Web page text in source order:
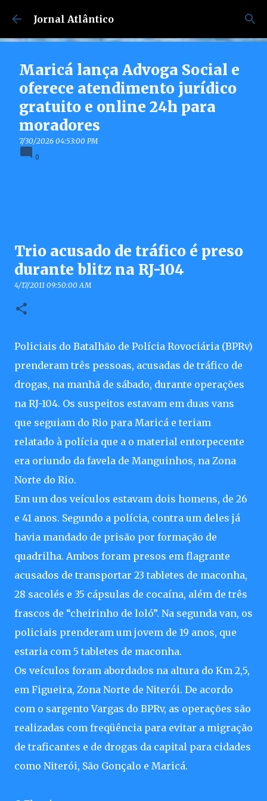
Pular para o conteúdo principal
Jornal Atlântico
Maricá lança Advoga Social e
oferece atendimento jurídico
gratuito e online 24h para
moradores
7/30/2026 04:53:00 PM
0
Trio acusado de tráfico é preso
durante blitz na RJ-104
4/17/2011 09:50:00 AM
Policiais do Batalhão de Polícia Rovociária (BPRv)
prenderam três pessoas, acusadas de tráfico de
drogas, na manhã de sábado, durante operações
na RJ-104. Os suspeitos estavam em duas vans
que seguiam do Rio para Maricá e teriam
relatado à polícia que a o material entorpecente
era oriundo da favela de Manguinhos, na Zona
Norte do Rio.
Em um dos veículos estavam dois homens, de 26
e 41 anos. Segundo a polícia, contra um deles já
havia mandado de prisão por formação de
quadrilha. Ambos foram presos em flagrante
acusados de transportar 23 tabletes de maconha,
28 sacolés e 35 cápsulas de cocaína, além de três
frascos de “cheirinho de loló”. Na segunda van, os
policiais prenderam um jovem de 19 anos, que
estaria com 5 tabletes de maconha.
Os veículos foram abordados na altura do Km 2,5,
em Figueira, Zona Norte de Niterói. De acordo
com o sargento Vargas do BPRv, as operações são
realizadas com freqüência para evitar a migração
de traficantes e de drogas da capital para cidades
como Niterói, São Gonçalo e Maricá.